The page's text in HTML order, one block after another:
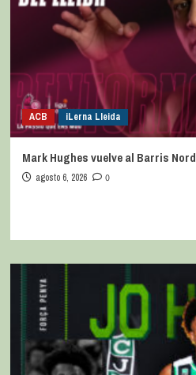
ACB iLerna Lleida
Mark Hughes vuelve al Barris Nord
agosto 6, 2026 0